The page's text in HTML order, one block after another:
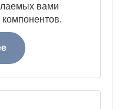
вами
компонентов.